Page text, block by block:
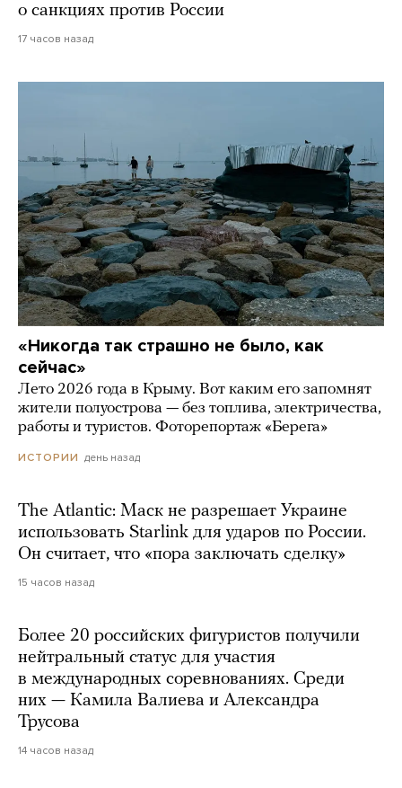
о санкциях против России
17 часов назад
«Никогда так страшно не было, как
сейчас»
Лето 2026 года в Крыму. Вот каким его запомнят
жители полуострова — без топлива, электричества,
работы и туристов. Фоторепортаж «Берега»
ИСТОРИИ день назад
The Atlantic: Маск не разрешает Украине
использовать Starlink для ударов по России.
Он считает, что «пора заключать сделку»
15 часов назад
Более 20 российских фигуристов получили
нейтральный статус для участия
в международных соревнованиях. Среди
них — Камила Валиева и Александра
Трусова
14 часов назад